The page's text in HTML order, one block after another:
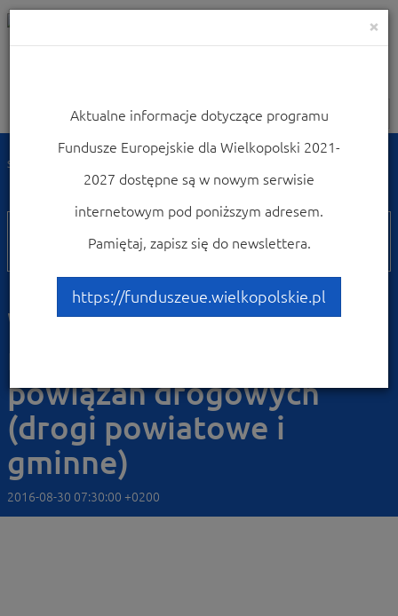
Nawigacja
Strona główna
Zobacz ogłoszenia i wyniki naborów wniosków
5.1
Poddziałanie 5.1.2
Wzmocnienie
powiązań drogowych
(drogi powiatowe i
gminne)
2016-08-30 07:30:00 +0200
×
Aktualne informacje dotyczące programu
Fundusze Europejskie dla Wielkopolski 2021-
2027 dostępne są w nowym serwisie
internetowym pod poniższym adresem.
Pamiętaj, zapisz się do newslettera.
https://funduszeue.wielkopolskie.pl